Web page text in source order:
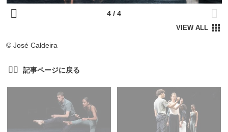
© José Caldeira